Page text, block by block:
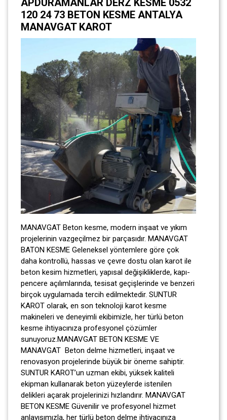
120 24 73 BETON KESME ANTALYA
MANAVGAT KAROT
MANAVGAT Beton kesme, modern inşaat ve yıkım
projelerinin vazgeçilmez bir parçasıdır. MANAVGAT
BATON KESME Geleneksel yöntemlere göre çok
daha kontrollü, hassas ve çevre dostu olan karot ile
beton kesim hizmetleri, yapısal değişikliklerde, kapı-
pencere açılımlarında, tesisat geçişlerinde ve benzeri
birçok uygulamada tercih edilmektedir. SUNTUR
KAROT olarak, en son teknoloji karot kesme
makineleri ve deneyimli ekibimizle, her türlü beton
kesme ihtiyacınıza profesyonel çözümler
sunuyoruz.MANAVGAT BETON KESME VE
MANAVGAT Beton delme hizmetleri, inşaat ve
renovasyon projelerinde büyük bir öneme sahiptir.
SUNTUR KAROT’un uzman ekibi, yüksek kaliteli
ekipman kullanarak beton yüzeylerde istenilen
delikleri açarak projelerinizi hızlandırır. MANAVGAT
BETON KESME Güvenilir ve profesyonel hizmet
anlayışımızla, her türlü beton delme ihtiyacınıza